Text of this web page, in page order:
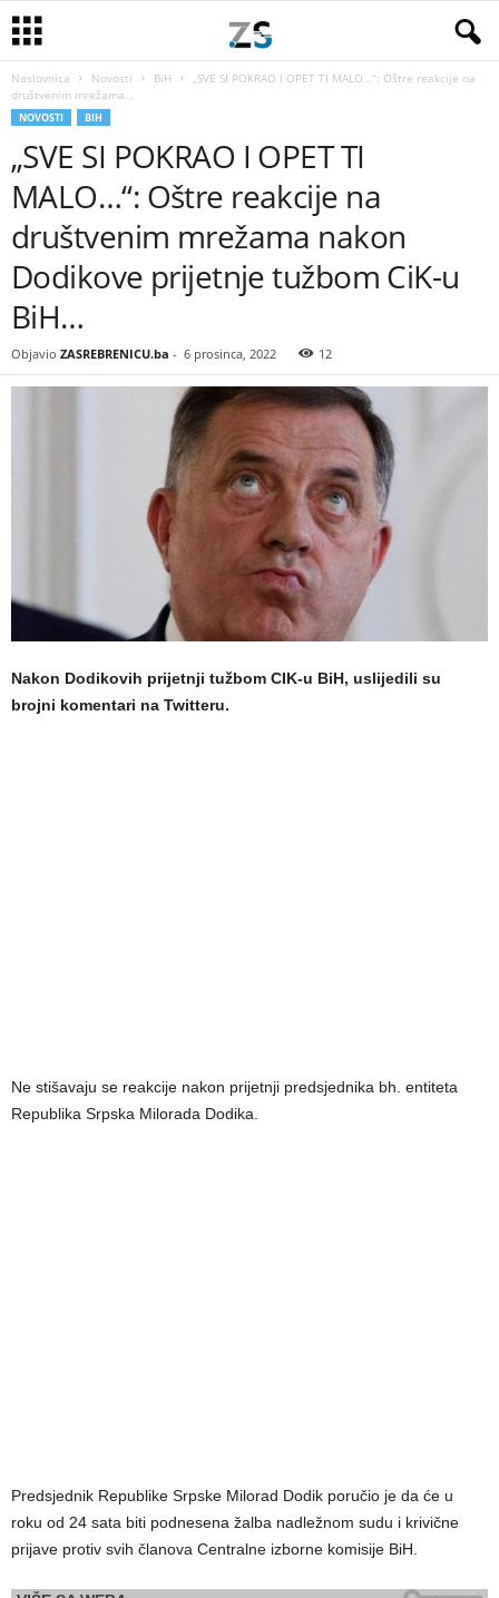
Naslovnica Novosti BiH
„SVE SI POKRAO I OPET TI MALO…“: Oštre reakcije na
društvenim mrežama...
NOVOSTI BIH
„SVE SI POKRAO I OPET TI
MALO…“: Oštre reakcije na
društvenim mrežama nakon
Dodikove prijetnje tužbom CiK-u
BiH…
Objavio ZASREBRENICU.ba - 6 prosinca, 2022 12
Nakon Dodikovih prijetnji tužbom CIK-u BiH, uslijedili su
brojni komentari na Twitteru.
Ne stišavaju se reakcije nakon prijetnji predsjednika bh. entiteta
Republika Srpska Milorada Dodika.
Predsjednik Republike Srpske Milorad Dodik poručio je da će u
roku od 24 sata biti podnesena žalba nadležnom sudu i krivične
prijave protiv svih članova Centralne izborne komisije BiH.